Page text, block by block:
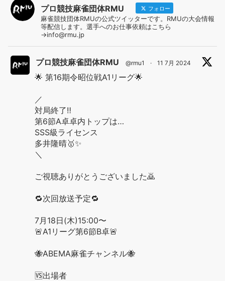
プロ競技麻雀団体RMU フォロー
麻雀競技団体RMUの公式ツイッターです。RMUの大会情報
等配信します。選手へのお仕事依頼はこちら
→info@rmu.jp
プロ競技麻雀団体RMU @rmu1 · 11 7月 2024
🌟 第16期令昭位戦A1リーグ🌟
／
対局終了‼️
第6節A卓卓内トップは…
SSS級ライセンス
多井隆晴🥇✨
＼
ご視聴ありがとうございました🙇
🔁次回放送予定🔁
7月18日(木)15:00〜
🚨A1リーグ第6節B卓🚨
🐝ABEMA麻雀チャンネル🐝
🆚出場者